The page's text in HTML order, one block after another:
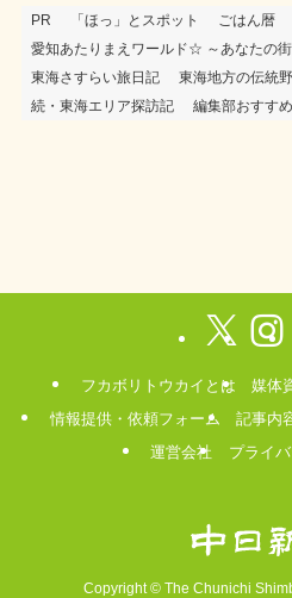
PR 「ほっ」とスポット ごはん暦
愛知あたりまえワールド☆ ～あなたの
東海さすらい旅日記
東海地方の伝統
続・東海エリア探訪記
編集部おすすめ
フカボリトウカイとは 媒体
情報提供・依頼フォーム
記事内
運営会社
プライ
Copyright ©The Chunichi